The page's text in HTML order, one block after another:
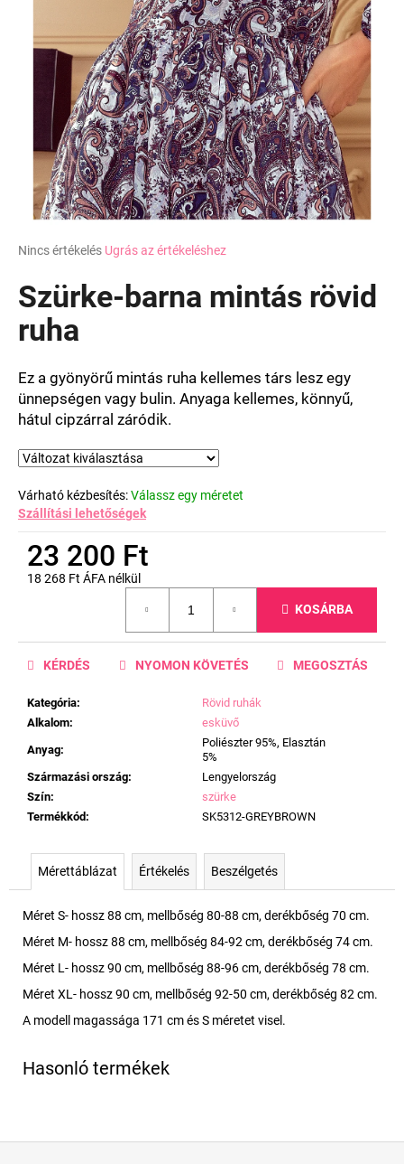
A
átlagos
értékelése
ből
csillag.
Nincs értékelés Ugrás az értékeléshez
Szürke-barna mintás rövid
ruha
Ez a gyönyörű mintás ruha kellemes társ lesz egy
ünnepségen vagy bulin. Anyaga kellemes, könnyű,
hátul cipzárral záródik.
Várható kézbesítés:Válassz egy méretet
Szállítási lehetőségek
23 200 Ft
18 268 Ft ÁFA nélkül
KOSÁRBA
Kategória:
Rövid ruhák
Alkalom:
esküvő
Anyag:
Poliészter 95%, Elasztán
5%
Származási ország:
Lengyelország
Szín:
szürke
Termékkód: SK5312-GREYBROWN
KÉRDÉS NYOMON KÖVETÉS MEGOSZTÁS
Mérettáblázat Értékelés Beszélgetés
Méret S- hossz 88 cm, mellbőség 80-88 cm, derékbőség 70 cm.
Méret M- hossz 88 cm, mellbőség 84-92 cm, derékbőség 74 cm.
Méret L- hossz 90 cm, mellbőség 88-96 cm, derékbőség 78 cm.
Méret XL- hossz 90 cm, mellbőség 92-50 cm, derékbőség 82 cm.
A modell magassága 171 cm és S méretet visel.